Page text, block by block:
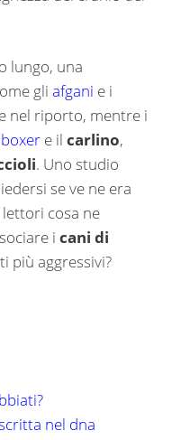
lungo, una
gli afgani e i
nel riporto, mentre i
boxer e il carlino,
. Uno studio
se ve ne era
cosa ne
i cani di
più aggressivi?
nel dna